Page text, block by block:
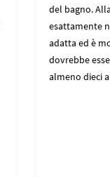
del bagno.
esattamente
adatta ed è
dovrebbe
almeno dieci